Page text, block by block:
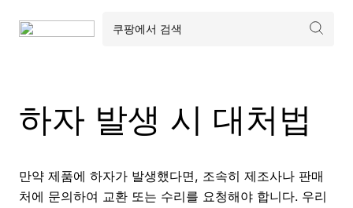
하자 발생 시 대처법
만약 제품에 하자가 발생했다면, 조속히 제조사나 판매
처에 문의하여 교환 또는 수리를 요청해야 합니다. 우리